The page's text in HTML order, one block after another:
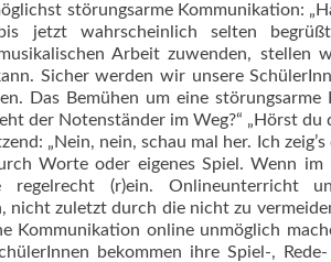
störungsarme Kommunikation:
jetzt wahrscheinlich selten
Arbeit zuwenden, stellen
Sicher werden wir unsere
Das Bemühen um eine
der Notenständer im Weg?“ „Hörst
„Nein, nein, schau mal her. Ich
Worte oder eigenes Spiel. Wenn
regelrecht (r)ein. Onlineunterricht
nicht zuletzt durch die nicht zu
Kommunikation online unmöglich
bekommen ihre Spiel-,